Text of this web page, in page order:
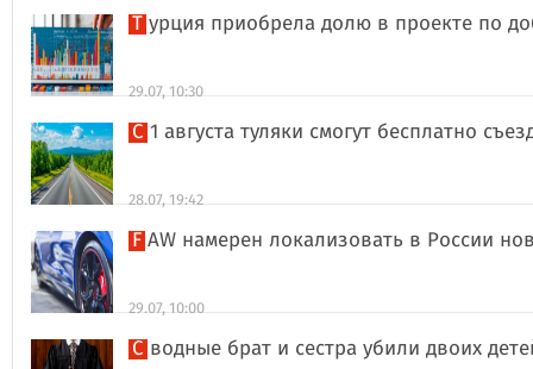
Турция приобрела долю в проекте по
29.07, 10:30
С 1 августа туляки смогут бесплатно
28.07, 19:42
FAW намерен локализовать в России
29.07, 10:00
Сводные брат и сестра убили двоих